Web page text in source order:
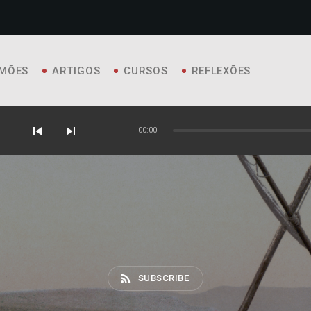
ARTIGOS CURSOS REFLEXÕES
skip_previous skip_next 00:00
rss_feed SUBSCRIBE